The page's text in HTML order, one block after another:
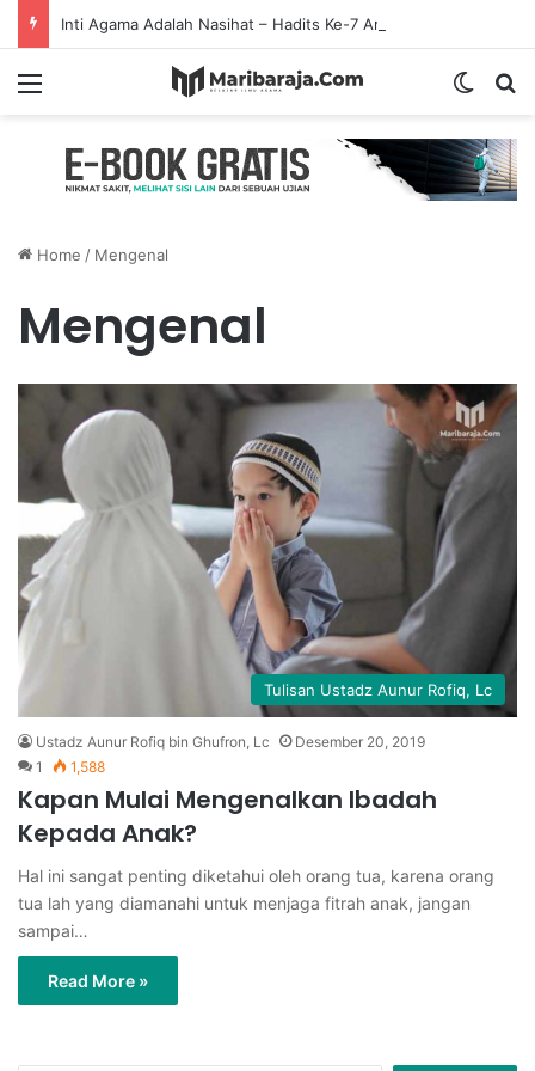
Inti Agama Adalah Nasihat – Hadits Ke-7 Arbain Nawawi
Home / Mengenal
Mengenal
Tulisan Ustadz Aunur Rofiq, Lc
Ustadz Aunur Rofiq bin Ghufron, Lc
Desember 20, 2019
1
1,588
Kapan Mulai Mengenalkan Ibadah
Kepada Anak?
Hal ini sangat penting diketahui oleh orang tua, karena orang
tua lah yang diamanahi untuk menjaga fitrah anak, jangan
sampai…
Read More »